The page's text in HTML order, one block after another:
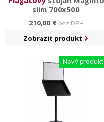
slim 700x500
210,00 €bez DPH
Zobrazit produkt
Nový produkt